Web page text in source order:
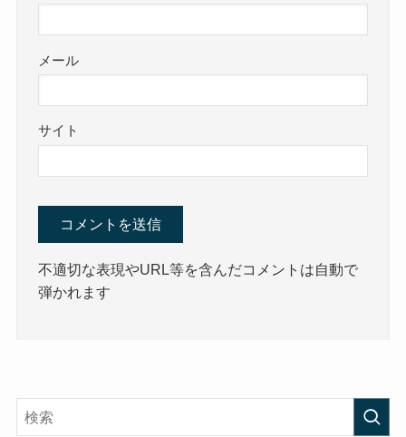
メール
サイト
不適切な表現やURL等を含んだコメントは自動で
弾かれます